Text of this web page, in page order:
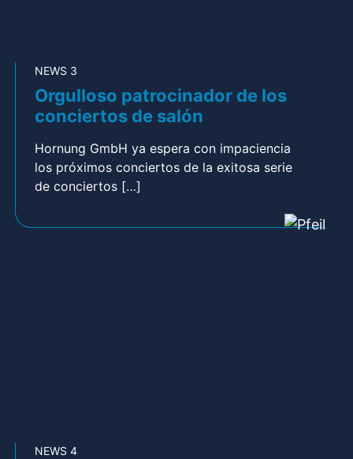
NEWS 3
Orgulloso patrocinador de los
conciertos de salón
Hornung GmbH ya espera con impaciencia
los próximos conciertos de la exitosa serie
de conciertos […]
NEWS 4